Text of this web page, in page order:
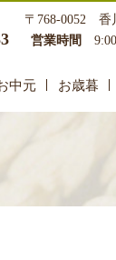
〒768-0052 香
営業時間 9:00
中元 お歳暮